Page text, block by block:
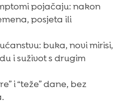
pojačaju: nakon
posjeta ili
buka, novi mirisi,
i suživot s drugim
i “teže” dane, bez